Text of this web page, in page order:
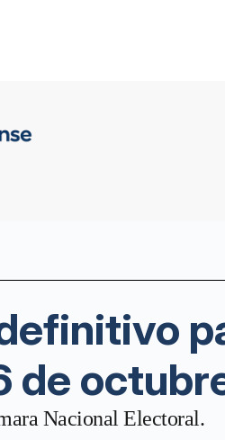
de
Nacional Electoral.